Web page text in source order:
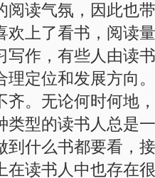
阅读气氛，因此也
欢上了看书，阅读
写作，有些人由读
理定位和发展方向
齐。无论何时何地
类型的读书人总是
到什么书都要看，
在读书人中也存在